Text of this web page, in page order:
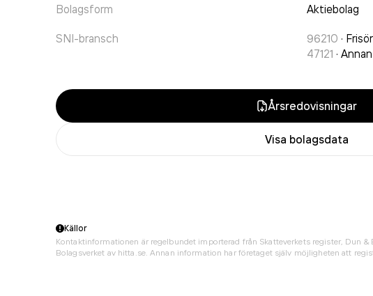
Bolagsform Aktiebolag
SNI-bransch 96210 ·
47121 ·
Årsredovisningar
Visa bolagsdata
Källor
Kontaktinformationen är regelbundet importerad från Skatteverkets register, Dun &
Bolagsverket av hitta.se. Annan information har företaget själv möjligheten att